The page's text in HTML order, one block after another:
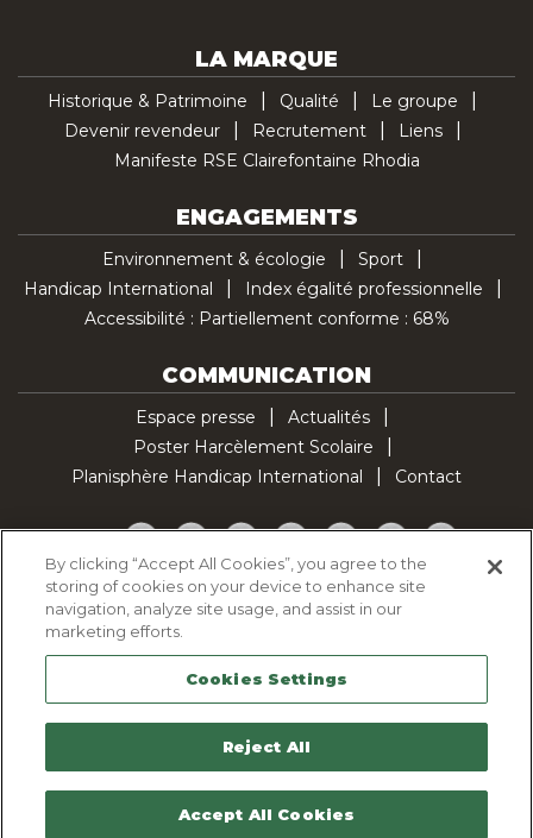
LA MARQUE
Historique & Patrimoine Qualité
Le groupe
Devenir revendeur
Recrutement
Liens
Manifeste RSE Clairefontaine Rhodia
ENGAGEMENTS
Environnement & écologie
Sport
Handicap International
Index égalité professionnelle
Accessibilité : Partiellement conforme : 68%
COMMUNICATION
Espace presse
Actualités
Poster Harcèlement Scolaire
Planisphère Handicap International
Contact
Facebook
TwitterYouTubePinterestInstagramLinkedInTikTok
Politique d'utilisation des cookies
Politique de confidentialité
Mentions légales
Plan du site
Contactez-nous
By clicking “Accept All Cookies”, you agree to the
storing of cookies on your device to enhance site
navigation, analyze site usage, and assist in our
marketing efforts.
Cookies Settings
Reject All
Accept All Cookies